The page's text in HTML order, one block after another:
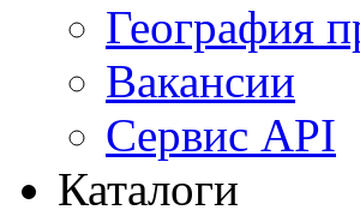
География
Вакансии
Сервис API
Каталоги